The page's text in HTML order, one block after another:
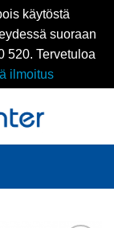
käytöstä
suoraan
520. Tervetuloa
ilmoitus